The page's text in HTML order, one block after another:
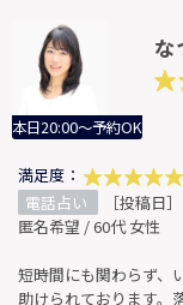
本日20:00～予約OK
な
満足度：
電話占い
［投稿日
匿名希望 / 60代 女性
短時間にも関わらず、
助けられております。